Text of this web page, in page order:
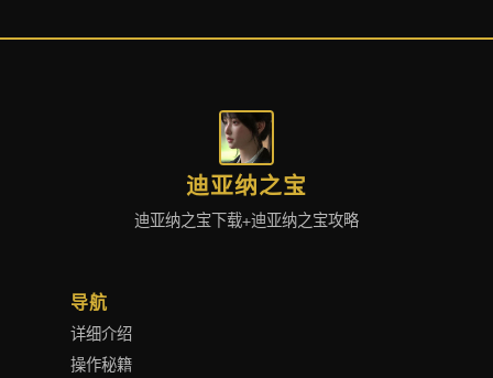
迪亚纳之宝
迪亚纳之宝下载+迪亚纳之宝攻略
导航
详细介绍
操作秘籍